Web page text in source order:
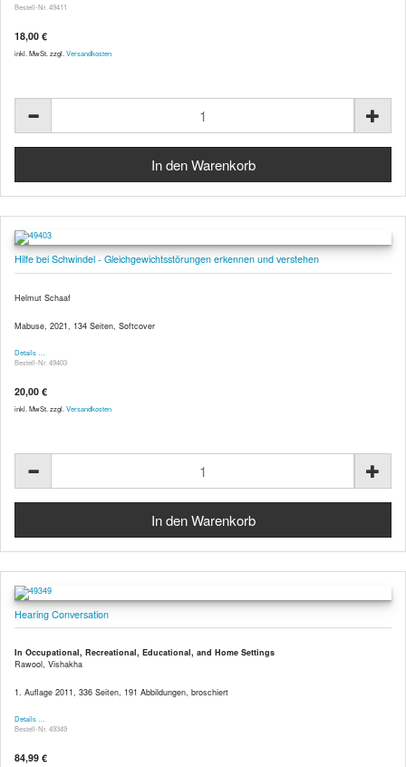
Bestell-Nr. 49411
18,00 €
inkl. MwSt. zzgl. Versandkosten
Hilfe bei Schwindel - Gleichgewichtsstörungen erkennen und verstehen
Helmut Schaaf
Mabuse, 2021, 134 Seiten, Softcover
Details …
Bestell-Nr. 49403
20,00 €
inkl. MwSt. zzgl. Versandkosten
Hearing Conversation
In Occupational, Recreational, Educational, and Home Settings
Rawool, Vishakha
1. Auflage 2011, 336 Seiten, 191 Abbildungen, broschiert
Details …
Bestell-Nr. 49349
84,99 €